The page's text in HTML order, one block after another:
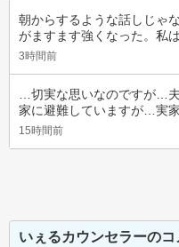
朝からするような話しじゃ
がますます強くなった。私
3時間前
…切実な思いなのですが…
家に避難していますが…実
15時間前
いぇるカウンセラーのコ